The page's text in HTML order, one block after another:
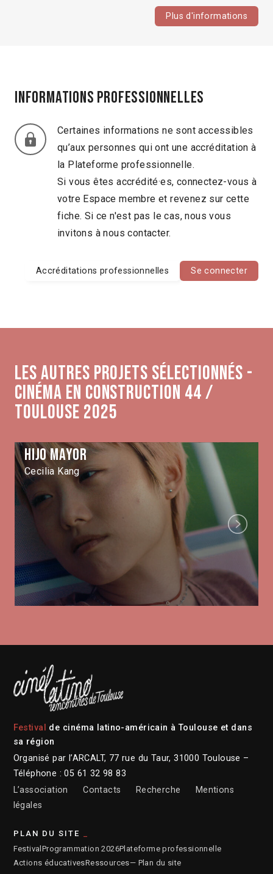
Plus d'informations
Informations professionnelles
Certaines informations ne sont accessibles
qu’aux personnes qui ont une accréditation à
la Plateforme professionnelle.
Si vous êtes accrédité·es, connectez-vous à
votre Espace membre et revenez sur cette
fiche. Si ce n'est pas le cas, nous vous
invitons à nous contacter.
Accréditations professionnelles Se connecter
Les autres projets sélectionnés -
Cinéma en construction 44 /
Toulouse 2025
Hijo Mayor
Cecilia Kang
Next
Festival
de cinéma latino-américain à Toulouse et dans
sa région
Organisé par l’ARCALT, 77 rue du Taur, 31000 Toulouse –
Téléphone : 05 61 32 98 83
L’association
Contacts Recherche
Mentions
légales
PLAN DU SITE
FestivalProgrammation 2026Plateforme professionnelle
Actions éducativesRessources— Plan du site